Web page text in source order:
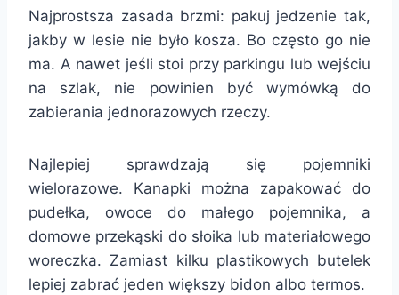
Najprostsza zasada brzmi: pakuj jedzenie tak,
jakby w lesie nie było kosza. Bo często go nie
ma. A nawet jeśli stoi przy parkingu lub wejściu
na szlak, nie powinien być wymówką do
zabierania jednorazowych rzeczy.
Najlepiej sprawdzają się pojemniki
wielorazowe. Kanapki można zapakować do
pudełka, owoce do małego pojemnika, a
domowe przekąski do słoika lub materiałowego
woreczka. Zamiast kilku plastikowych butelek
lepiej zabrać jeden większy bidon albo termos.